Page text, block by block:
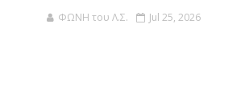
ΦΩΝΗ του Λ.Σ. Jul 25, 2026